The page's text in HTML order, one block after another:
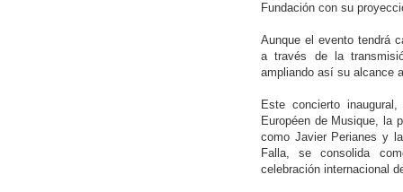
Fundación con su
Aunque el evento tendrá
a través de la
ampliando así su alcance
Este concierto
Européen de Musique, la
como Javier Perianes y
Falla, se consolida
celebración internacional